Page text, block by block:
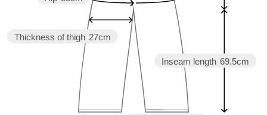
Inseam length 69.5cm
Thickness of thigh 27cm